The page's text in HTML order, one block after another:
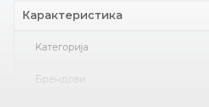
Карактеристика
Kатегорија
Брендови